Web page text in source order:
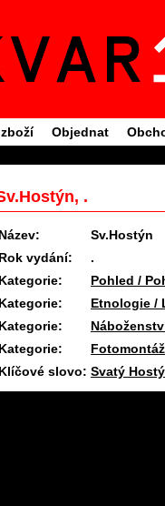
Objednat
.
Název:
Sv.Hostýn
Rok vydání:
.
Kategorie:
Pohled /
Kategorie:
Etnologie /
Kategorie:
Kategorie:
Klíčové slovo: Svatý